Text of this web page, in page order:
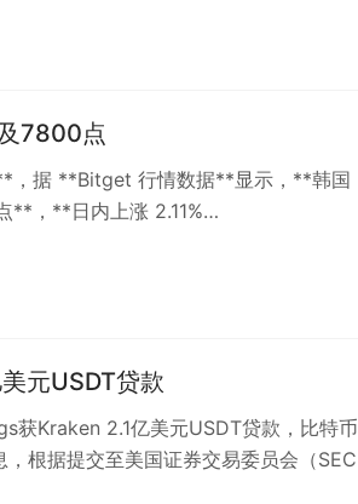
7800点
，据 **Bitget 行情数据**显示，**韩国
**，**日内上涨 2.11%…
元USDT贷款
获Kraken 2.1亿美元USDT贷款，比特
根据提交至美国证券交易委员会（